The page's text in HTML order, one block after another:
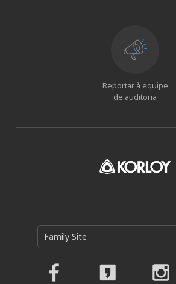
Reportar à equipe
de auditoria
Family Site